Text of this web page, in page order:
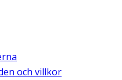
och villkor